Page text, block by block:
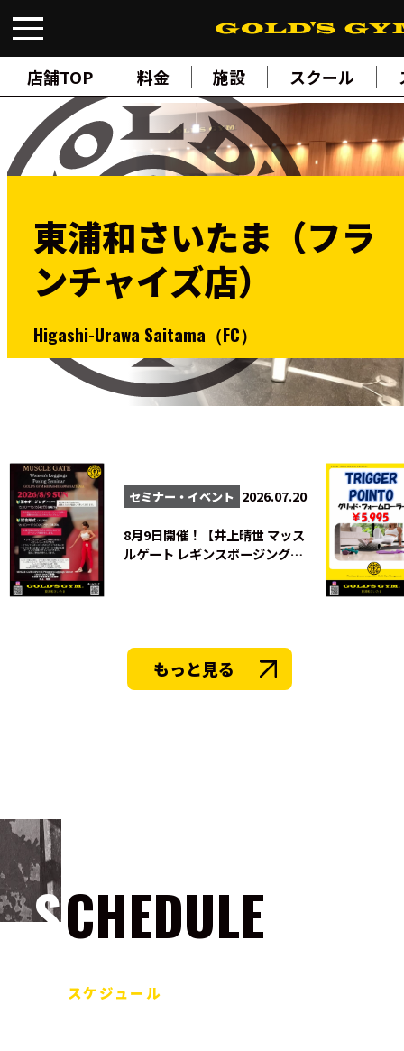
店舗TOP 料金 施設 スクール
FIND A GYM店舗検索
ABOUT ゴールドジムについて
SUPPORT トレーニングサポート
SCHOOL
STUDIO スタジオ
JOINご入会について
NEWSニュース
SHOPオンラインストア
法人会員 会員会則
東浦和さいたま（フラ
ンチャイズ店）
Higashi-Urawa Saitama（FC）
セミナー・イベント 2026.07.20
8月9日開催！【井上晴世 マッス
ルゲート レギンスポージングセ
もっと見る
SCHEDULE
スケジュール